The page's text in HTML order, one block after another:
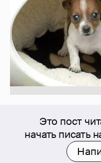
Это пост
начать писать